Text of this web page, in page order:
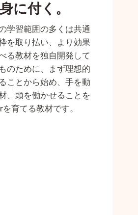
に付く。
学習範囲の多くは共通
を取り払い、より効果
る教材を独自開発して
のために、まず理想的
ことから始め、手を動
、頭を働かせることを
育てる教材です。